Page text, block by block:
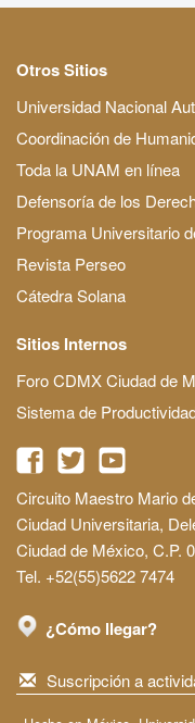
Otros Sitios
Universidad Nacional
Coordinación de
Toda la UNAM en línea
Defensoría de los
Programa Universitario
Revista Perseo
Cátedra Solana
Sitios Internos
Foro CDMX Ciudad de
Sistema de
Circuito Maestro Mario
Ciudad Universitaria,
Ciudad de México, C.P.
Tel. +52(55)5622 7474
¿Cómo llegar?
Suscripción a